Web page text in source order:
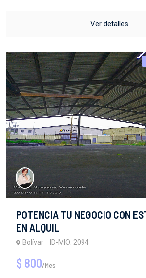
Ver detalles
POTENCIA TU NEGOCIO CON
EN ALQUIL
Bolívar ID-MIO: 2094
$ 800/Mes